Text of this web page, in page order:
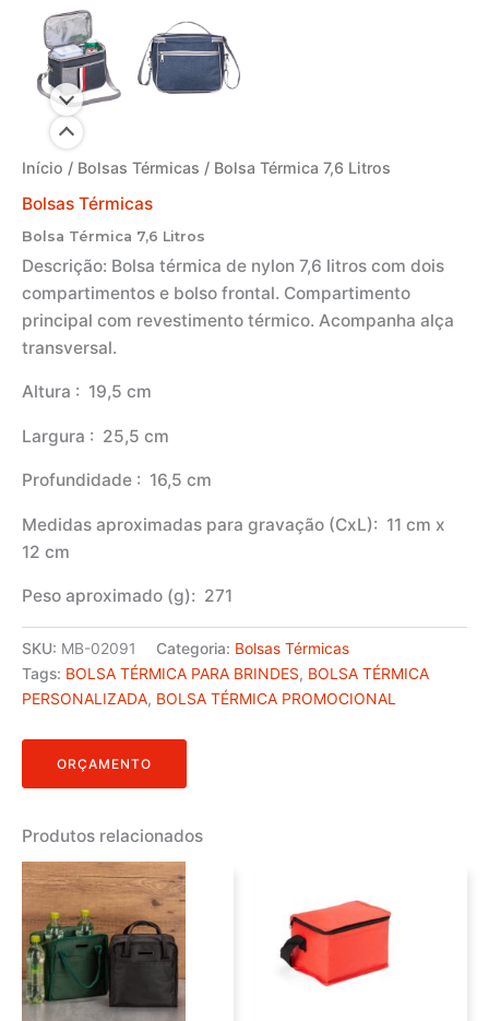
Início / Bolsas Térmicas / Bolsa Térmica 7,6 Litros
Bolsas Térmicas
Bolsa Térmica 7,6 Litros
Descrição: Bolsa térmica de nylon 7,6 litros com dois
compartimentos e bolso frontal. Compartimento
principal com revestimento térmico. Acompanha alça
transversal.
Altura : 19,5 cm
Largura : 25,5 cm
Profundidade : 16,5 cm
Medidas aproximadas para gravação (CxL): 11 cm x
12 cm
Peso aproximado (g): 271
SKU: MB-02091 Categoria: Bolsas Térmicas
Tags: BOLSA TÉRMICA PARA BRINDES, BOLSA TÉRMICA
PERSONALIZADA, BOLSA TÉRMICA PROMOCIONAL
ORÇAMENTO
Produtos relacionados